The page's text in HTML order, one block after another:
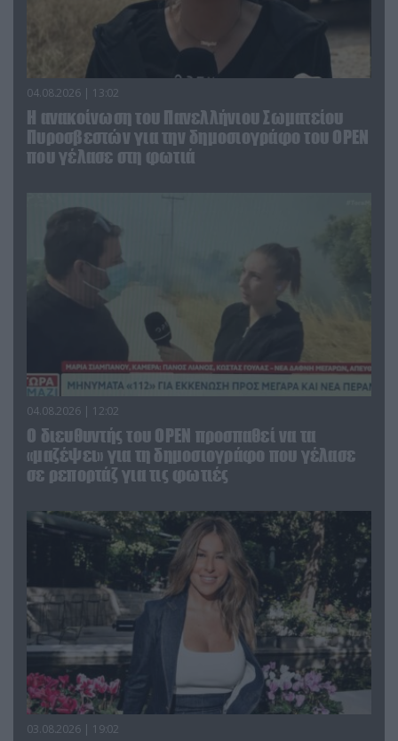
04.08.2026 | 13:02
Η ανακοίνωση του Πανελλήνιου Σωματείου
Πυροσβεστών για την δημοσιογράφο του OPEN
που γέλασε στη φωτιά
04.08.2026 | 12:02
O διευθυντής του OPEN προσπαθεί να τα
«μαζέψει» για τη δημοσιογράφο που γέλασε
σε ρεπορτάζ για τις φωτιές
03.08.2026 | 19:02